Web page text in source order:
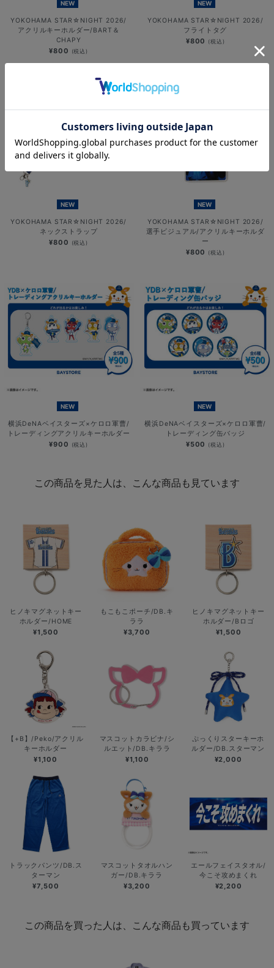
NEW
YOKOHAMA STAR☆NIGHT 2026/
アクリルキーホルダー/BART＆
CHAPY
¥800 (税込)
NEW
YOKOHAMA STAR☆NIGHT 2026/
フライトタグ
¥800 (税込)
NEW
YOKOHAMA STAR☆NIGHT 2026/
ネックストラップ
¥800 (税込)
NEW
YOKOHAMA STAR☆NIGHT 2026/
選手ビジュアル/アクリルキーホルダ
ー
¥800 (税込)
NEW
横浜DeNAベイスターズ×ケロロ軍曹/
トレーディングアクリルキーホルダー
¥900 (税込)
NEW
横浜DeNAベイスターズ×ケロロ軍曹/
トレーディング缶バッジ
¥500 (税込)
この商品を見た人は、こんな商品も見ています
ヒノキマグネットキー
ホルダー/HOME
¥1,500
もこもこポーチ/DB.キ
ララ
¥3,700
ヒノキマグネットキー
ホルダー/Bロゴ
¥1,500
【+B】/Peko/アクリル
キーホルダー
¥1,100
マスコットカラビナ/シ
ルエット/DB.キララ
¥1,100
ぷっくりスターキーホ
ルダー/DB.スターマン
¥2,000
トラックパンツ/DB.ス
ターマン
¥7,500
マスコットタオルハン
ガー/DB.キララ
¥3,200
エールフェイスタオル/
今こそ攻めまくれ
¥2,200
この商品を買った人は、こんな商品も買っています